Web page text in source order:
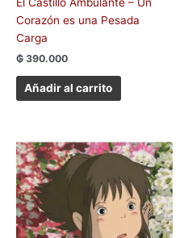
Corazón es una Pesada
Carga
₲ 390.000
Añadir al carrito